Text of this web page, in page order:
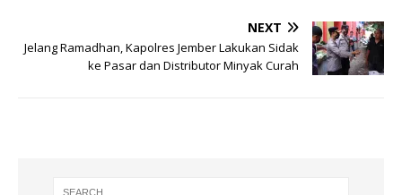
NEXT
Jelang Ramadhan, Kapolres Jember Lakukan Sidak
ke Pasar dan Distributor Minyak Curah